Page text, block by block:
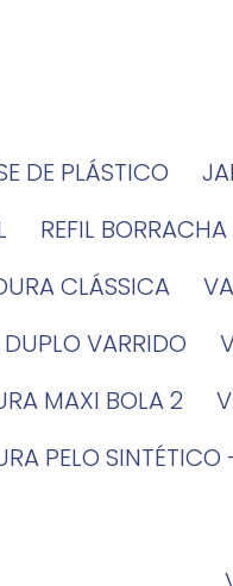
DE PLÁSTICO
REFIL
CLÁSSICA
DUPLO VARRIDO
MAXI BOLA 2
PELO